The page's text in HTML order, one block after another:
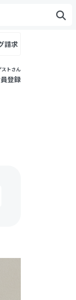
請求
ストさん
登録